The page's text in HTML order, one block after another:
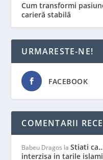
Cum transformi
carieră stabilă
URMARESTE-NE!
FACEBOOK
COMENTARII
Babeu Dragos laStiati
interzisa in tarile